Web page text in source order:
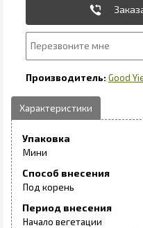
Good
Упаковка
Мини
Способ внесения
Под корень
Период внесения
Начало вегетации